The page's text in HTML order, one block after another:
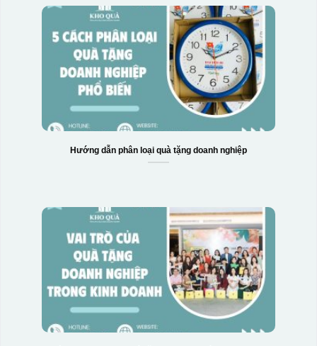
Hộp xi biểu trưng
Hướng dẫn phân loại quà tặng doanh nghiệp